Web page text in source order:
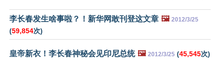
李长春发生啥事啦？！新华网敢刊登这文章 🖼️ 2012/3/25
(59,854次)
皇帝新衣！李长春神秘会见印尼总统 🖼️ 2012/3/25 (45,545次)